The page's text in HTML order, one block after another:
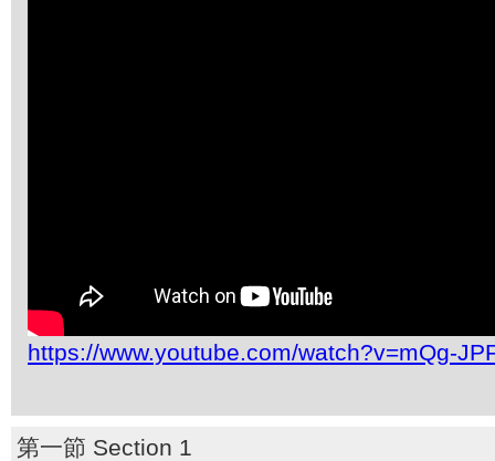
https://www.youtube.com/watch?v=mQg-
第一節 Section 1